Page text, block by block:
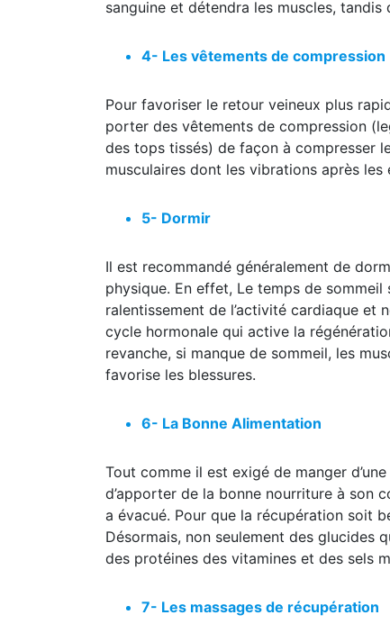
sanguine et détendra les muscles, tandis
4- Les vêtements de compression
Pour favoriser le retour veineux plus
porter des vêtements de compression
des tops tissés) de façon à compresser
musculaires dont les vibrations après
5- Dormir
Il est recommandé généralement de
physique. En effet, Le temps de
ralentissement de l’activité cardiaque et
cycle hormonale qui active la
revanche, si manque de sommeil, les
favorise les blessures.
6- La Bonne Alimentation
Tout comme il est exigé de manger
d’apporter de la bonne nourriture à son
a évacué. Pour que la récupération soit
Désormais, non seulement des glucides
des protéines des vitamines et des sels
7- Les massages de récupération